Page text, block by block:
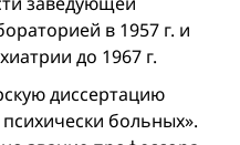
в 1957 г. и
до 1967 г.
диссертацию
больных».